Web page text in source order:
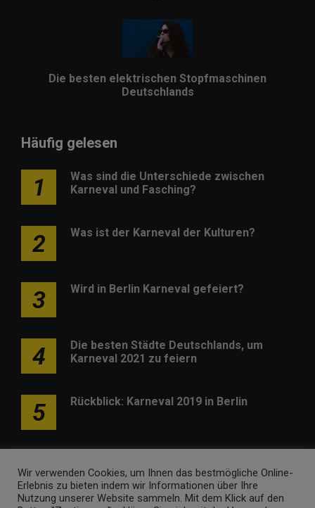
Die besten elektrischen Stopfmaschinen
Deutschlands
Häufig gelesen
1
Was sind die Unterschiede zwischen
Karneval und Fasching?
2 Was ist der Karneval der Kulturen?
3 Wird in Berlin Karneval gefeiert?
4
Die besten Städte Deutschlands, um
Karneval 2021 zu feiern
5 Rückblick: Karneval 2019 in Berlin
Wir verwenden Cookies, um Ihnen das bestmögliche Online-
Erlebnis zu bieten indem wir Informationen über Ihre
Nutzung unserer Website sammeln. Mit dem Klick auf den